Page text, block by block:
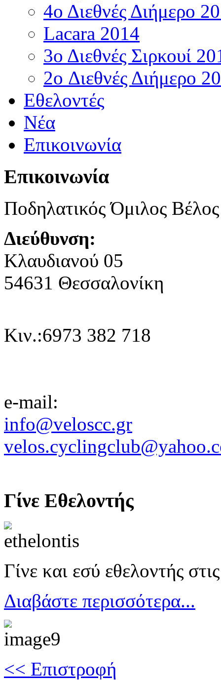
4ο Διεθνές Διήμερο
Lacara 2014
3ο Διεθνές Σιρκουί
2o Διεθνές Διήμερο
Εθελοντές
Νέα
Επικοινωνία
Επικοινωνία
Ποδηλατικός Όμιλος Βέλος
Διεύθυνση:
Κλαυδιανoύ 05
54631 Θεσσαλονίκη
Κιν.:6973 382 718
e-mail:
info@veloscc.gr
Γίνε Εθελοντής
Γίνε και εσύ εθελοντής
Διαβάστε περισσότερα...
<< Επιστροφή